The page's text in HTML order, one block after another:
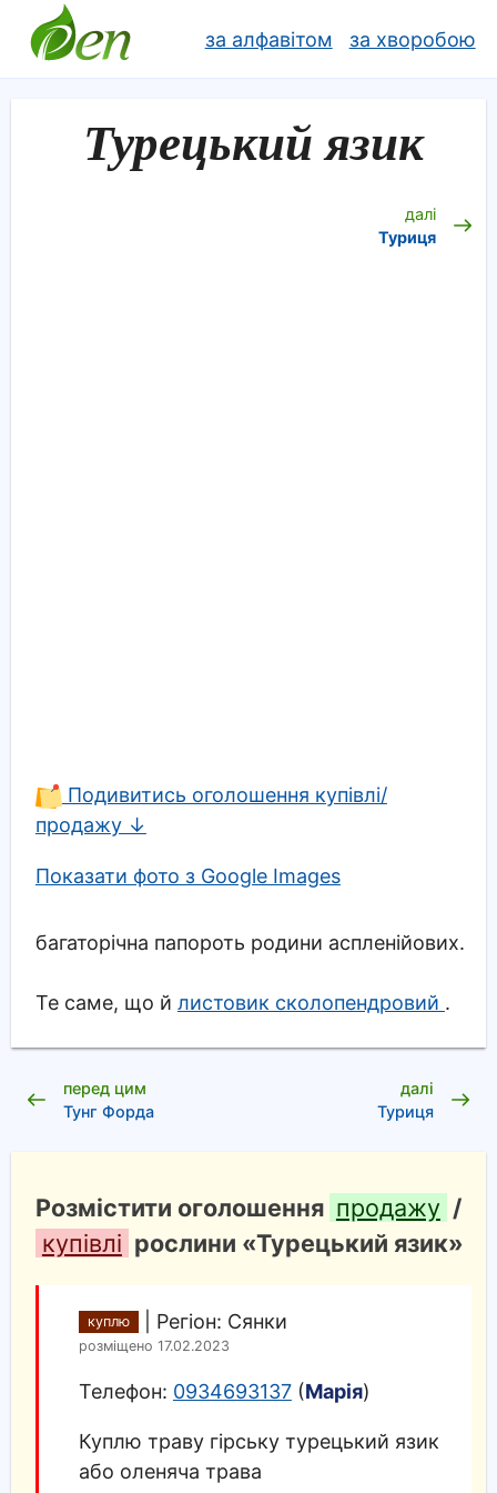
за алфавітом за хворобою
Турецький язик
далі
Туриця
Подивитись оголошення купівлі/
продажу ↓
Показати фото з Google Images
багаторічна папороть родини аспленійових.
Те саме, що й листовик сколопендровий .
перед цим
Тунг Форда
далі
Туриця
Розмістити оголошення продажу /
купівлі рослини «Турецький язик»
куплю Регіон: Сянки
розміщено 17.02.2023
Телефон: 0934693137(Марія)
Куплю траву гірську турецький язик
або оленяча трава